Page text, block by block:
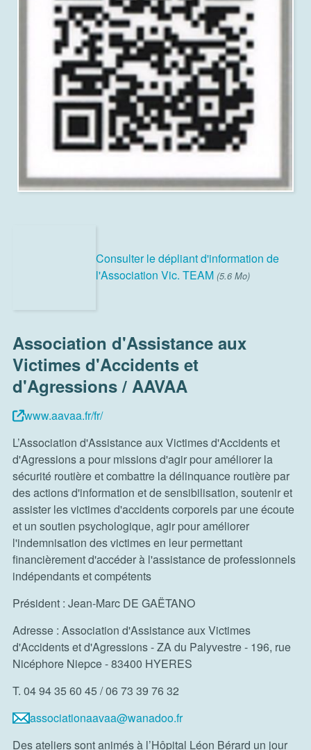
Consulter le dépliant d'information de
l'Association Vic. TEAM (5.6 Mo)
Association d'Assistance aux
Victimes d'Accidents et
d'Agressions / AAVAA
www.aavaa.fr/fr/
L’Association d'Assistance aux Victimes d'Accidents et
d'Agressions a pour missions d'agir pour améliorer la
sécurité routière et combattre la délinquance routière par
des actions d'information et de sensibilisation, soutenir et
assister les victimes d'accidents corporels par une écoute
et un soutien psychologique, agir pour améliorer
l'indemnisation des victimes en leur permettant
financièrement d'accéder à l'assistance de professionnels
indépendants et compétents
Président : Jean-Marc DE GAËTANO
Adresse : Association d'Assistance aux Victimes
d'Accidents et d'Agressions - ZA du Palyvestre - 196, rue
Nicéphore Niepce - 83400 HYERES
T. 04 94 35 60 45 / 06 73 39 76 32
associationaavaa@wanadoo.fr
Des ateliers sont animés à l’Hôpital Léon Bérard un jour